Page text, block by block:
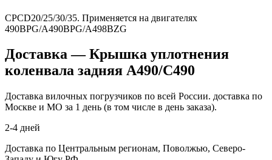
CPCD20/25/30/35. Применяется на двигателях
490BPG/A490BPG/A498BZG
Доставка — Крышка уплотнения
коленвала задняя A490/C490
Доставка вилочных погрузчиков по всей России. доставка по
Москве и МО за 1 день (в том числе в день заказа).
2-4 дней
Доставка по Центральным регионам, Поволжью, Северо-